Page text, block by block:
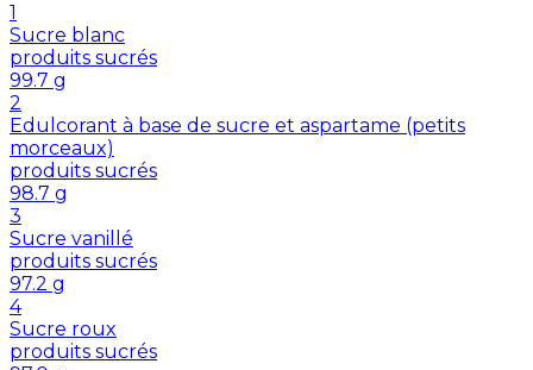
1
Sucre blanc
produits sucrés
99.7 g
2
Edulcorant à base de sucre et aspartame (petits
morceaux)
produits sucrés
98.7 g
3
Sucre vanillé
produits sucrés
97.2 g
4
Sucre roux
produits sucrés